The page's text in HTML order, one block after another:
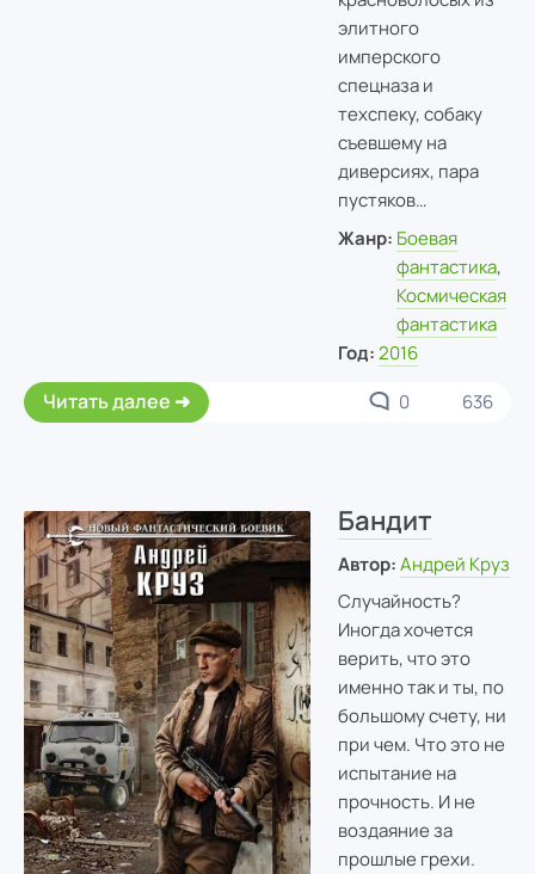
элитного
имперского
спецназа и
техспеку, собаку
съевшему на
диверсиях, пара
пустяков…
Жанр: Боевая
фантастика,
Космическая
фантастика
Год: 2016
Читать далее 0 636
Бандит
Автор: Андрей Круз
Случайность?
Иногда хочется
верить, что это
именно так и ты, по
большому счету, ни
при чем. Что это не
испытание на
прочность. И не
воздаяние за
прошлые грехи.